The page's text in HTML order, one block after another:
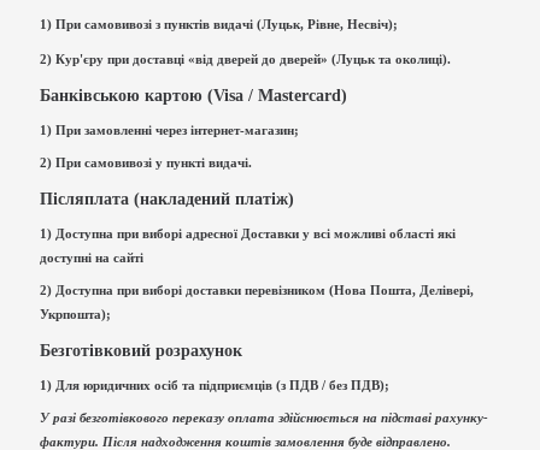
1) При самовивозі з пунктів видачі (Луцьк, Рівне, Несвіч);
2) Кур'єру при доставці «від дверей до дверей» (Луцьк та околиці).
Банківською картою (Visa / Mastercard)
1) При замовленні через інтернет-магазин;
2) При самовивозі у пункті видачі.
Післяплата (накладений платіж)
1) Доступна при виборі адресної Доставки у всі можливі області які
доступні на сайті
2) Доступна при виборі доставки перевізником (Нова Пошта, Делівері,
Укрпошта);
Безготівковий розрахунок
1) Для юридичних осіб та підприємців (з ПДВ / без ПДВ);
У разі безготівкового переказу оплата здійснюється на підставі рахунку-
фактури. Після надходження коштів замовлення буде відправлено.